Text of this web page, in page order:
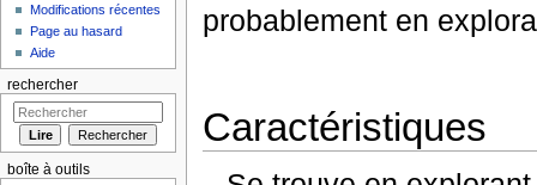
probablement en
Caractéristiques
Modifications récentes
Page au hasard
Aide
rechercher
boîte à outils